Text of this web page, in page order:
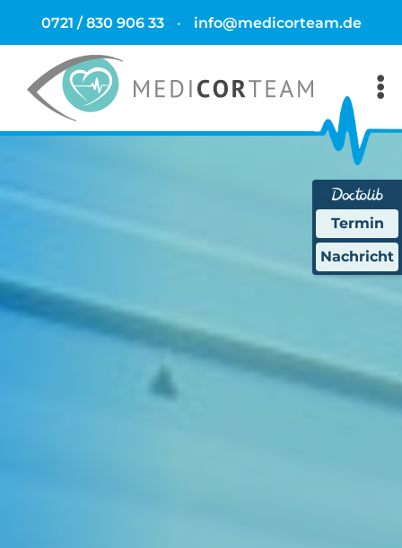
Termin
Nachricht
0721 / 830 906 33 • info@medicorteam.de